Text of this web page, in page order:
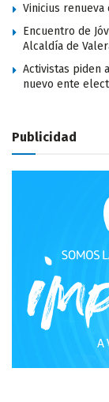
Vinicius renueva
Encuentro de
Alcaldía de
Activistas piden
nuevo ente
Publicidad